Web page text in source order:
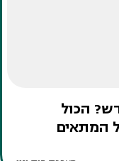
הכול
המתאים